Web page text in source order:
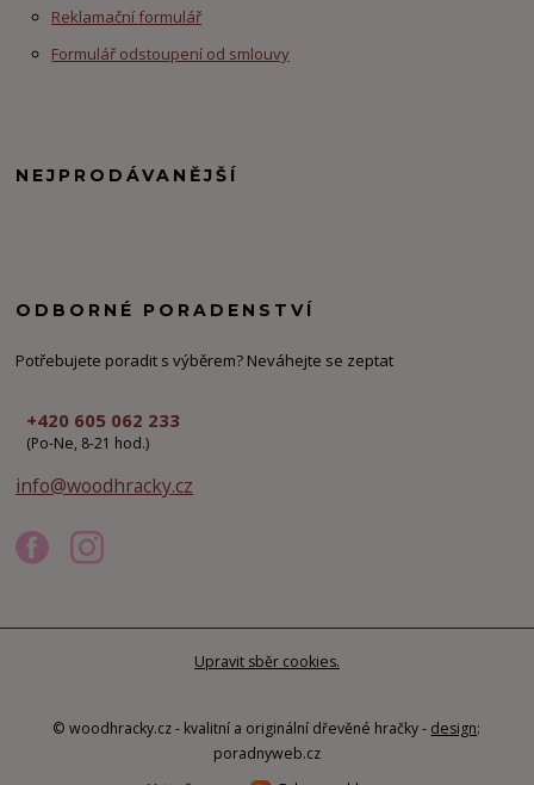
Reklamační formulář
Formulář odstoupení od smlouvy
NEJPRODÁVANĚJŠÍ
ODBORNÉ PORADENSTVÍ
Potřebujete poradit s výběrem? Neváhejte se zeptat
+420 605 062 233
(Po-Ne, 8-21 hod.)
info@woodhracky.cz
Upravit sběr cookies.
© woodhracky.cz - kvalitní a originální dřevěné hračky - design:
poradnyweb.cz